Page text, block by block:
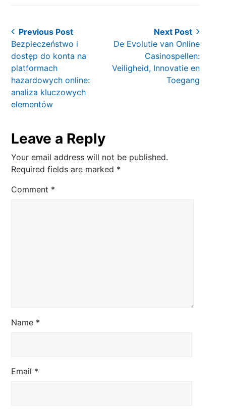
Post
navigation
Previous Post
Previous
post:
Bezpieczeństwo i
dostęp do konta na
platformach
hazardowych online:
analiza kluczowych
elementów
Next Post
Next
De Evolutie van Online
Casinospellen:
Veiligheid, Innovatie en
Toegang
Leave a Reply
Your email address will not be published.
Required fields are marked *
Comment *
Name *
Email *